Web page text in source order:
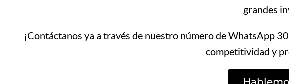
grandes
¡Contáctanos ya a través de nuestro número de WhatsApp
competitividad y